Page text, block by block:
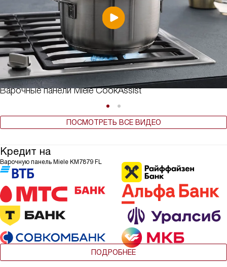
Варочные панели Miele CookAssist
ПОСМОТРЕТЬ ВСЕ ВИДЕО
Кредит на
Варочную панель Miele KM7879 FL
ПОДРОБНЕЕ